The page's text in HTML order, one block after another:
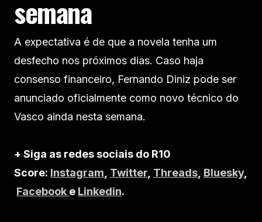
semana
A expectativa é de que a novela tenha um
desfecho nos próximos dias. Caso haja
consenso financeiro, Fernando Diniz pode ser
anunciado oficialmente como novo técnico do
Vasco ainda nesta semana.
+ Siga as redes sociais do R10
Score: Instagram Twitter Threads Bluesky,
Facebook e Linkedin.